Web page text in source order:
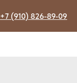
+7 (910) 826-89-09